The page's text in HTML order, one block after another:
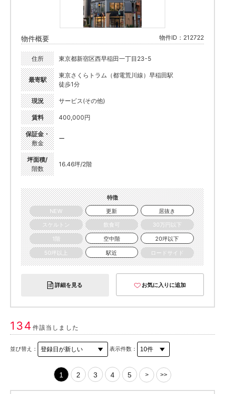
物件概要 物件ID：212722
住所 東京都新宿区西早稲田一丁目23-5
最寄駅
東京さくらトラム（都電荒川線）早稲田駅
徒歩1分
現況 サービス(その他)
賃料 400,000円
保証金・
敷金
ー
坪面積/
階数
16.46坪/2階
特徴
NEW
更新
居抜き
スケルトン
飲食可
30万円以下
1階
空中階
20坪以下
50坪以上
駅近 ロードサイド
詳細を見る お気に入りに追加
134 件該当しました
並び替え： 表示件数：
1 2 3 4 5 > >>